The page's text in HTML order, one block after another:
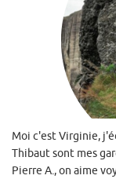
Moi c'est Virginie,
Thibaut sont mes
Pierre A., on aime